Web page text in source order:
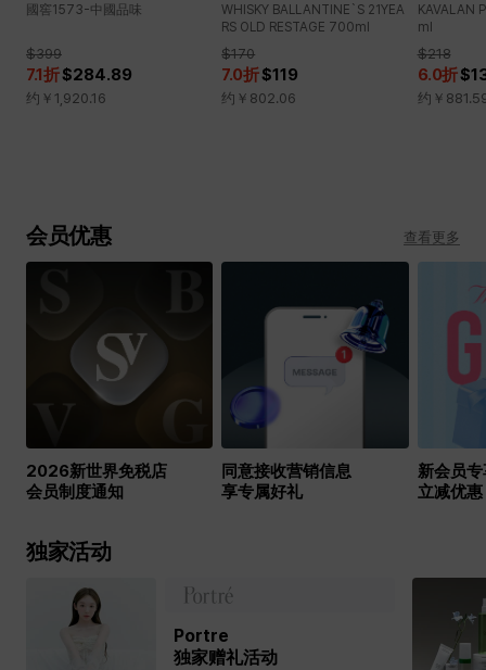
國窖1573-中國品味
$399
7.1折$284.89
约￥ 1,920.16
WHISKY BALLANTINE`S 21YEA
RS OLD RESTAGE 700ml
$170
7.0折$119
约￥ 802.06
KAVALAN
ml
$218
6.0折
约￥
会员优惠 查看更多
2026新世界免税店
会员制度通知
同意接收营销信息
享专属好礼
新会员专
立减优惠
独家活动
Portre
独家赠礼活动